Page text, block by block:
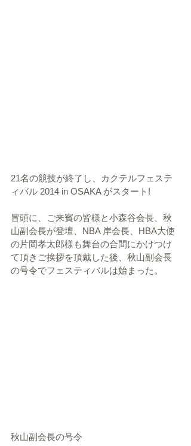
21名の競技が終了し、カクテルフェステ
ィバル 2014 in OSAKA がスタート!
冒頭に、ご来賓の皆様と小森谷会長、秋
山副会長が登壇、NBA 岸会長、HBA大使
の片岡孝太郎様も舞台の合間にかけつけ
て頂きご挨拶を頂戴した後、秋山副会長
の号令でフェスティバルは始まった。
秋山副会長の号令